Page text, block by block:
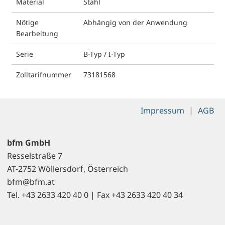
Nötige
Bearbeitung
Abhängig von der Anwendung
Serie B-Typ / I-Typ
Zolltarifnummer 73181568
bfm GmbH
Resselstraße 7
AT-2752 Wöllersdorf, Österreich
bfm@bfm.at
Tel. +43 2633 420 40 0 | Fax +43 2633 420 40 34
Impressum | AGB